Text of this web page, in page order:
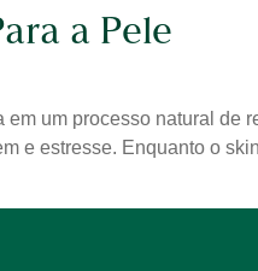
a Pele
um processo natural de
e estresse. Enquanto o